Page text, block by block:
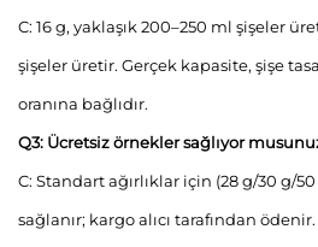
C: 16 g, yaklaşık 200–250 ml şişeler
şişeler üretir. Gerçek kapasite, şişe
oranına bağlıdır.
Q3: Ücretsiz örnekler sağlıyor
C: Standart ağırlıklar için (28 g/30 g/
sağlanır; kargo alıcı tarafından